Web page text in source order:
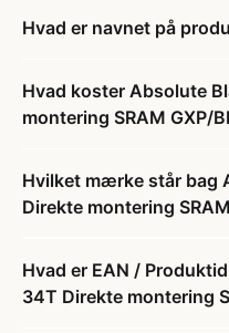
Hvad er navnet på
Hvad koster Absolute
montering SRAM GXP/
Hvilket mærke står bag
Direkte montering
Hvad er EAN /
34T Direkte montering